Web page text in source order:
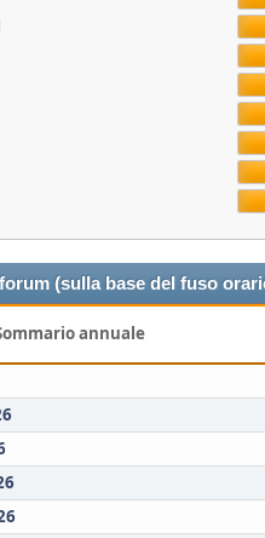
(sulla base del fuso
annuale